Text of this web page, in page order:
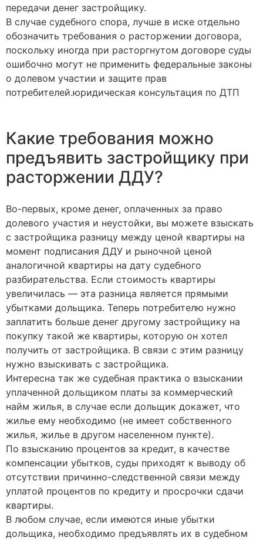
передачи денег застройщику.
В случае судебного спора, лучше в иске отдельно
обозначить требования о расторжении договора,
поскольку иногда при расторгнутом договоре суды
ошибочно могут не применить федеральные законы
о долевом участии и защите прав
потребителей.юридическая консультация по ДТП
Какие требования можно
предъявить застройщику при
расторжении ДДУ?
Во-первых, кроме денег, оплаченных за право
долевого участия и неустойки, вы можете взыскать
с застройщика разницу между ценой квартиры на
момент подписания ДДУ и рыночной ценой
аналогичной квартиры на дату судебного
разбирательства. Если стоимость квартиры
увеличилась — эта разница является прямыми
убытками дольщика. Теперь потребителю нужно
заплатить больше денег другому застройщику на
покупку такой же квартиры, которую он хотел
получить от застройщика. В связи с этим разницу
нужно взыскивать с застройщика.
Интересна так же судебная практика о взыскании
уплаченной дольщиком платы за коммерческий
найм жилья, в случае если дольщик докажет, что
жилье ему необходимо (не имеет собственного
жилья, жилье в другом населенном пункте).
По взысканию процентов за кредит, в качестве
компенсации убытков, суды приходят к выводу об
отсутствии причинно-следственной связи между
уплатой процентов по кредиту и просрочки сдачи
квартиры.
В любом случае, если имеются иные убытки
дольщика, необходимо предъявлять их в судебном